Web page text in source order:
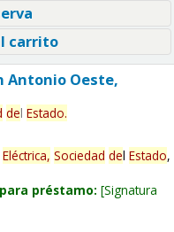
carrito
Antonio Oeste,
del Estado.
Eléctrica, Sociedad del Estado,
préstamo: Signatura